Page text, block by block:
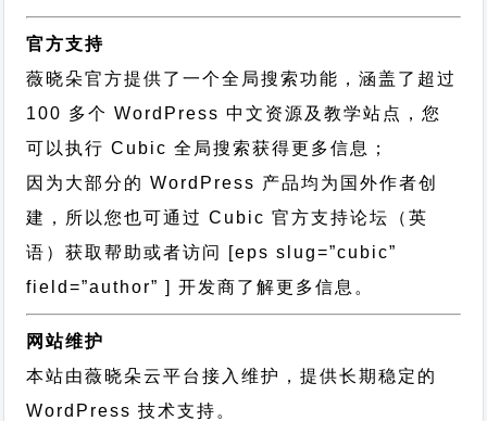
官方支持
薇晓朵官方提供了一个全局搜索功能，涵盖了超过
100 多个 WordPress 中文资源及教学站点，您
可以执行 Cubic 全局搜索获得更多信息；
因为大部分的 WordPress 产品均为国外作者创
建，所以您也可通过Cubic 官方支持论坛
（英
语）获取帮助或者访问 [eps slug=”cubic”
field=”author” ] 开发商了解更多信息。
网站维护
本站由薇晓朵云平台接入维护，提供长期稳定的
WordPress 技术支持 。